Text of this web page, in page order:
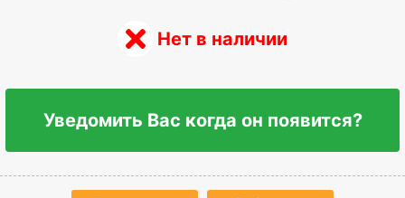
Нет в наличии
Уведомить Вас когда он появится?